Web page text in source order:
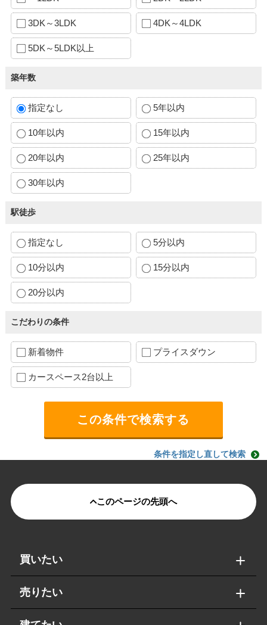
3DK～3LDK 4DK～4LDK
5DK～5LDK以上
築年数
指定なし 5年以内
10年以内 15年以内
20年以内 25年以内
30年以内
駅徒歩
指定なし 5分以内
10分以内 15分以内
20分以内
こだわりの条件
新着物件 プライスダウン
カースペース2台以上
条件を指定し直して検索
このページの先頭へ
買いたい
売りたい